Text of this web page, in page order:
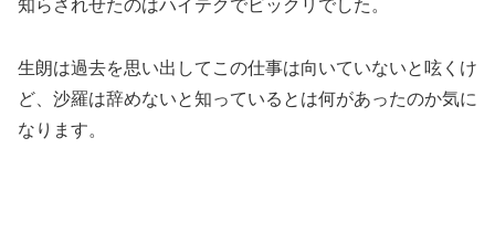
知らされせたのはハイテクでビックリでした。
生朗は過去を思い出してこの仕事は向いていないと呟くけ
ど、沙羅は辞めないと知っているとは何があったのか気に
なります。